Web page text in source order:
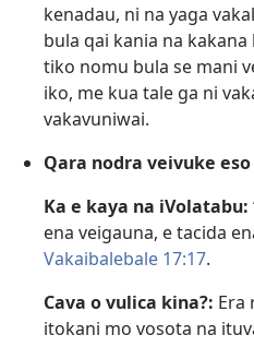
kenadau, ni na yaga
bula qai kania na
tiko nomu bula se mani
iko, me kua tale ga ni
vakavuniwai.
Qara nodra veivuke
Ka e kaya na iVolatabu:
ena veigauna, e tacida
Vakaibalebale 17:17.
Cava o vulica kina?: Era
itokani mo vosota na